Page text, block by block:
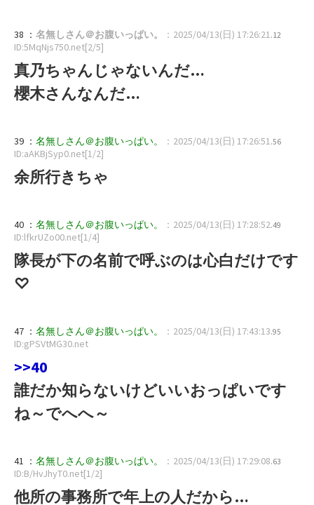
38 ： 名無しさん＠お腹いっぱい。 ：2025/04/13(日) 17:26:21 .12
ID:5MqNjs750.net[2/5]
真乃ちゃんじゃないんだ…
櫻木さんなんだ…
39 ： 名無しさん＠お腹いっぱい。 ：2025/04/13(日) 17:26:51 .56
ID:aAKBjSyp0.net[1/2]
余所行きちゃ
40 ： 名無しさん＠お腹いっぱい。 ：2025/04/13(日) 17:28:52.49
ID:lfkrUZo00.net[1/4]
隊長が下の名前で呼ぶのは心白だけです
♡
47 ： 名無しさん＠お腹いっぱい。 ：2025/04/13(日) 17:43:13.95
ID:gPSVtMG30.net
>>40
誰だか知らないけどいいおっぱいです
ね～でへへ～
41 ： 名無しさん＠お腹いっぱい。 ：2025/04/13(日) 17:29:08.63
ID:B/HvJhyT0.net[1/2]
他所の事務所で年上の人だから…